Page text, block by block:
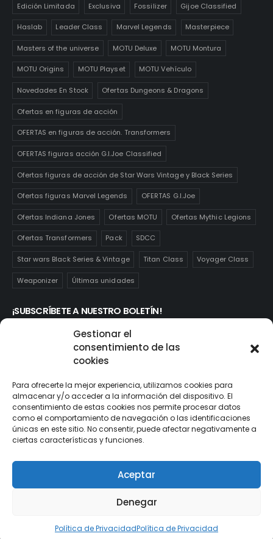
Gestionar el
consentimiento de las
cookies
Para ofrecerte la mejor experiencia, utilizamos cookies para
almacenar y/o acceder a la información del dispositivo. El
consentimiento de estas cookies nos permite procesar datos
como el comportamiento de navegación o las identificaciones
únicas en este sitio. No consentir, puede afectar negativamente a
ciertas características y funciones.
Aceptar
Denegar
Política de PrivacidadPolítica de Privacidad
Edición Limitada Exclusiva Fossilizer Gijoe Classified
Haslab Leader Class Marvel Legends Masterpiece
Masters of the universe MOTU Deluxe MOTU Montura
MOTU Origins MOTU Playset MOTU Vehículo
Novedades En Stock Ofertas Dungeons & Dragons
Ofertas en figuras de acción
OFERTAS en figuras de acción. Transformers
OFERTAS figuras acción G.I.Joe Classified
Ofertas figuras de acción de Star Wars Vintage y Black Series
Ofertas figuras Marvel Legends OFERTAS G.I.Joe
Ofertas Indiana Jones Ofertas MOTU Ofertas Mythic Legions
Ofertas Transformers Pack SDCC
Star wars Black Series & Vintage Titan Class Voyager Class
Weaponizer Últimas unidades
¡SUBSCRÍBETE A NUESTRO BOLETÍN!
Te mantendrás informado de las novedades y ofertas que
realmente te interesan. Subscríbete aquí:
© ActionToys.es 2021. All Rights Reserved